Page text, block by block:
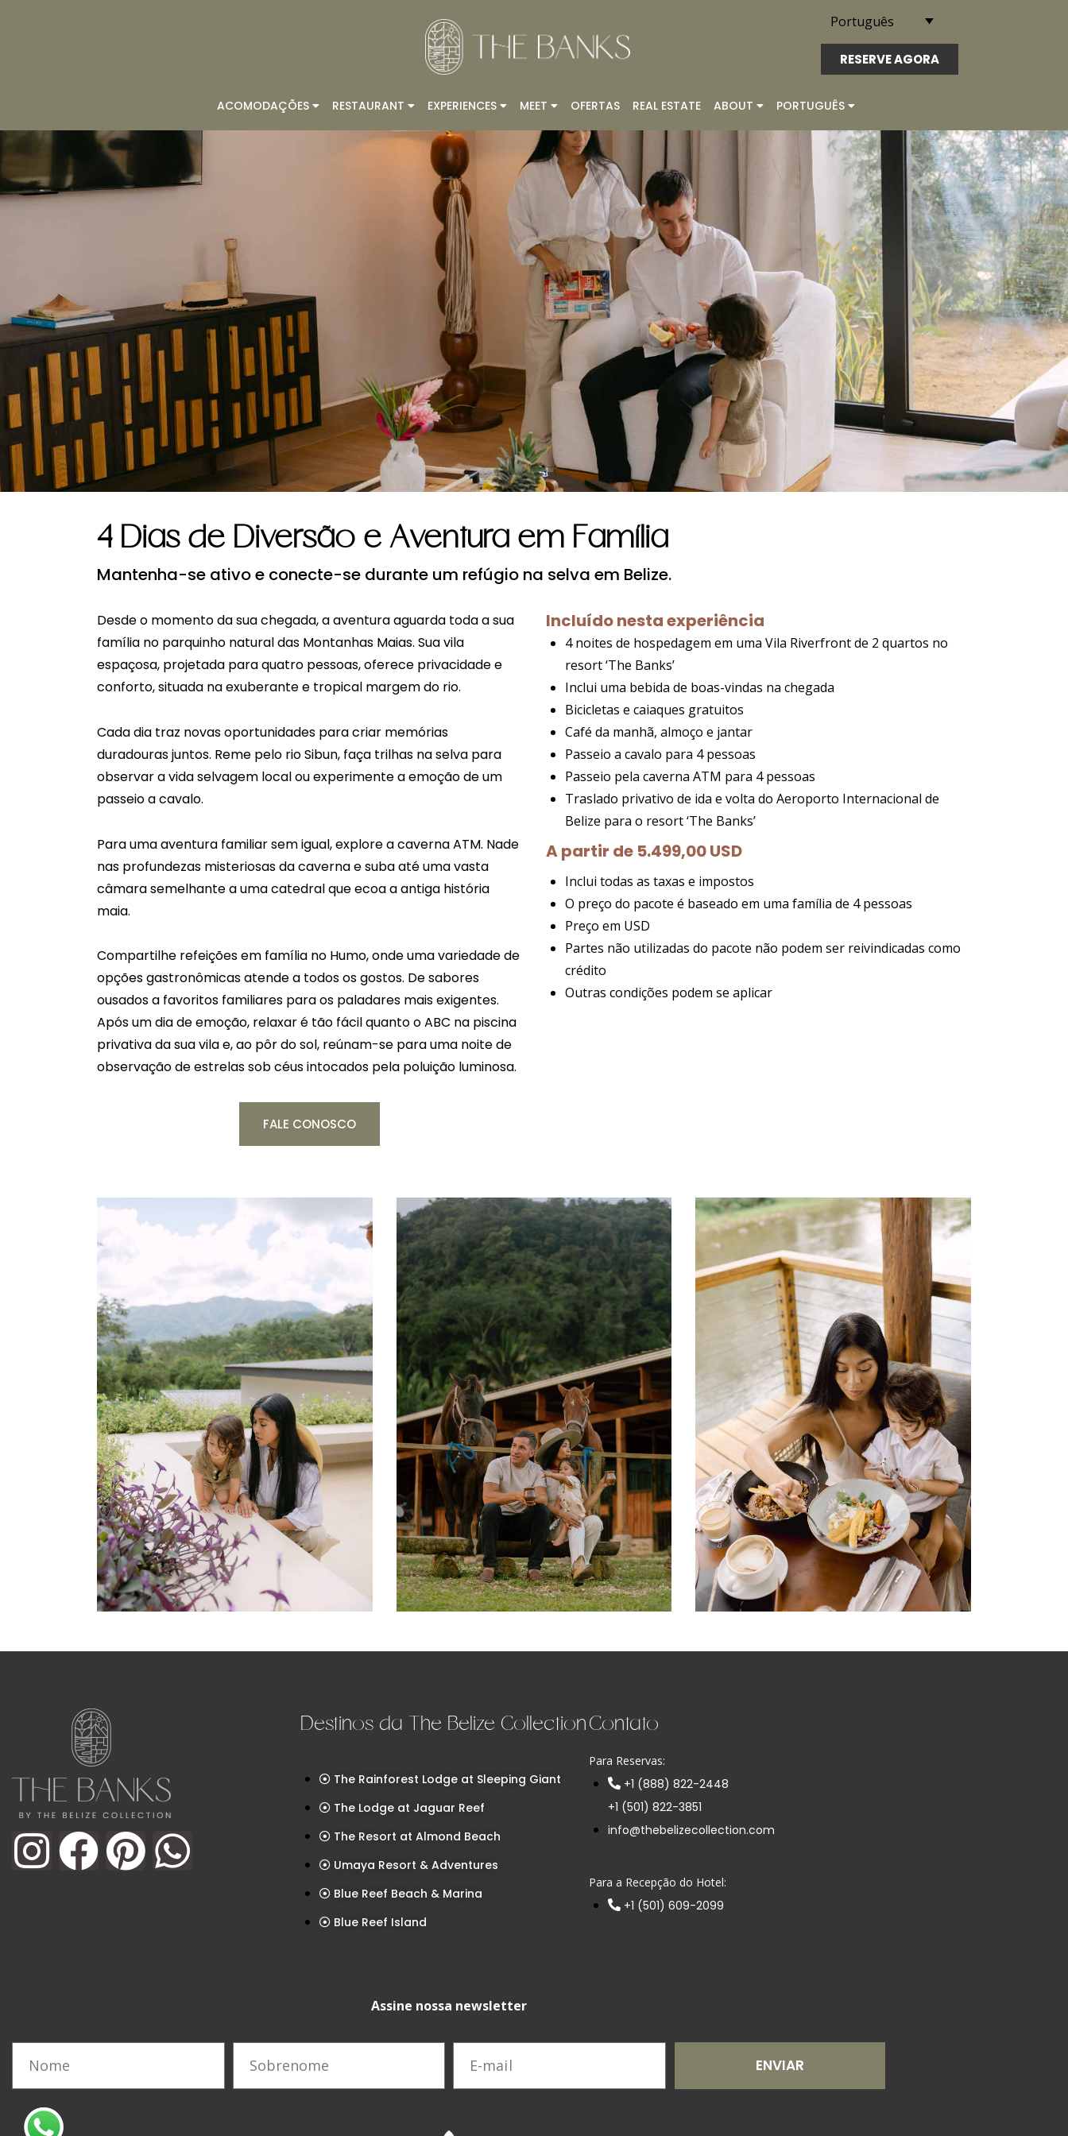
Português
RESERVE AGORA
ACOMODAÇÕES RESTAURANT EXPERIENCES MEET OFERTAS REAL ESTATE ABOUT PORTUGUÊS
4 Dias de Diversão e Aventura em Família
Mantenha-se ativo e conecte-se durante um refúgio na selva em Belize.
Desde o momento da sua chegada, a aventura aguarda toda a sua
família no parquinho natural das Montanhas Maias. Sua vila
espaçosa, projetada para quatro pessoas, oferece privacidade e
conforto, situada na exuberante e tropical margem do rio.
Cada dia traz novas oportunidades para criar memórias
duradouras juntos. Reme pelo rio Sibun, faça trilhas na selva para
observar a vida selvagem local ou experimente a emoção de um
passeio a cavalo.
Para uma aventura familiar sem igual, explore a caverna ATM. Nade
nas profundezas misteriosas da caverna e suba até uma vasta
câmara semelhante a uma catedral que ecoa a antiga história
maia.
Compartilhe refeições em família no Humo, onde uma variedade de
opções gastronômicas atende a todos os gostos. De sabores
ousados a favoritos familiares para os paladares mais exigentes.
Após um dia de emoção, relaxar é tão fácil quanto o ABC na piscina
privativa da sua vila e, ao pôr do sol, reúnam-se para uma noite de
observação de estrelas sob céus intocados pela poluição luminosa.
FALE CONOSCO
Incluído nesta experiência
4 noites de hospedagem em uma Vila Riverfront de 2 quartos no
resort ‘The Banks’
Inclui uma bebida de boas-vindas na chegada
Bicicletas e caiaques gratuitos
Café da manhã, almoço e jantar
Passeio a cavalo para 4 pessoas
Passeio pela caverna ATM para 4 pessoas
Traslado privativo de ida e volta do Aeroporto Internacional de
Belize para o resort ‘The Banks’
A partir de 5.499,00 USD
Inclui todas as taxas e impostos
O preço do pacote é baseado em uma família de 4 pessoas
Preço em USD
Partes não utilizadas do pacote não podem ser reivindicadas como
crédito
Outras condições podem se aplicar
Destinos da The Belize Collection
The Rainforest Lodge at Sleeping Giant
The Lodge at Jaguar Reef
The Resort at Almond Beach
Umaya Resort & Adventures
Blue Reef Beach & Marina
Blue Reef Island
Contato
Para Reservas:
+1 (888) 822-2448
+1 (501) 822-3851
info@thebelizecollection.com
Para a Recepção do Hotel:
+1 (501) 609-2099
Assine nossa newsletter
ENVIAR